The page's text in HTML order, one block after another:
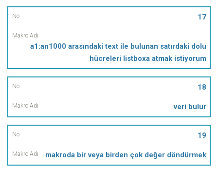
17
a1:an1000 arasındaki text ile bulunan satırdaki dolu
hücreleri listboxa atmak istiyorum
18
veri bulur
19
makroda bir veya birden çok değer döndürmek